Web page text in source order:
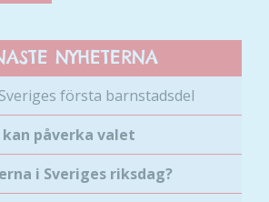
NYHETERNA
första barnstadsdel
påverka valet
i Sveriges riksdag?
hur hemsidan
används.
Upplevelse
För att vår
hemsida ska